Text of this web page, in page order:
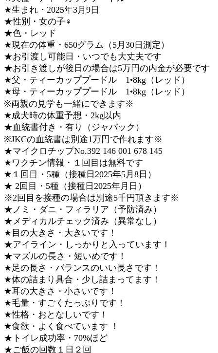
★生まれ・2025年3月9日
★性別・女の子♀
★色・レッド
★現在の体重・650グラム（5月30日測定）
★お引渡し可能日・いつでも大丈夫です
★お引き渡しが後日の場合は5万円の内金が必要です
★父・ティーカッププードル 1•8kg（レッド）
★母・ティーカッププードル 1•8kg（レッド）
※両親の見学も一緒にできます※
★成犬時の体重予想・2kg以内
★血統書付き・有り（ジャパック）
※JKCの血統書は別途1万円で作れます※
★マイクロチップNo.392 146 001 678 145
★ワクチン情報・１回目は無料です
★１回目・5種（接種日2025年5月8日）
★ 2回目・5種（接種日2025年月日）
※2回目を接種の場合は別途5千円頂きます※
★ノミ・ダニ・フィラリア（予防済み）
★メディカルチェック済み（異常なし）
★目の大きさ・大きいです！
★アイライン・しっかりと入っています！
★マズルの長さ・短いめです！
★足の長さ・バランスのいい長さです！
★体の詰まり具合・少し詰まってます！
★耳の大きさ・小さいです！
★毛量・すごくたっぷりです！
★性格・おとなしいです！
★食欲・よく食べています ！
★トイレ成功率・70%ほど
★ご飯の回数１日２回